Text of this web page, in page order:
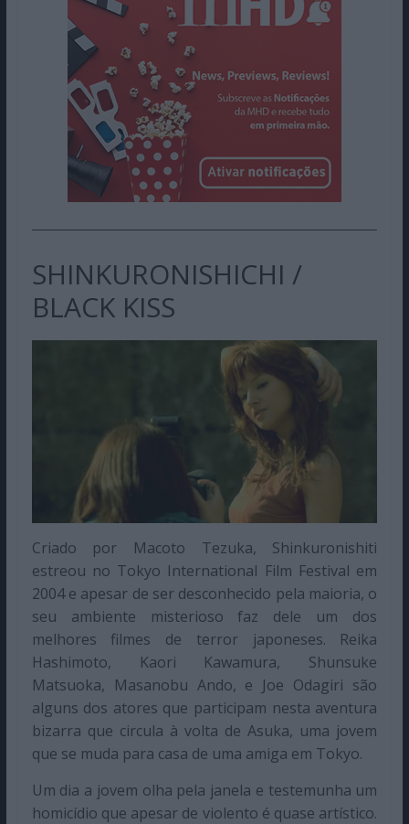
SHINKURONISHICHI /
BLACK KISS
Criado por Macoto Tezuka, Shinkuronishiti
estreou no Tokyo International Film Festival em
2004 e apesar de ser desconhecido pela maioria, o
seu ambiente misterioso faz dele um dos
melhores filmes de terror japoneses. Reika
Hashimoto, Kaori Kawamura, Shunsuke
Matsuoka, Masanobu Ando, e Joe Odagiri são
alguns dos atores que participam nesta aventura
bizarra que circula à volta de Asuka, uma jovem
que se muda para casa de uma amiga em Tokyo.
Um dia a jovem olha pela janela e testemunha um
homicídio que apesar de violento é quase artístico.